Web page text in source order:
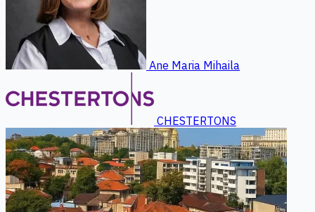
Ane Maria Mihaila
CHESTERTONS